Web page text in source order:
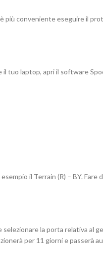
più conveniente eseguire il
il tuo laptop, apri il software
il Terrain (R) – BY. Fare
la porta relativa al
per 11 giorni e passerà